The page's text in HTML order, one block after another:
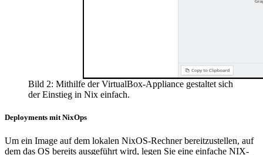
Bild 2: Mithilfe der VirtualBox-Appliance gestaltet sich
der Einstieg in Nix einfach.
Deployments mit NixOps
Um ein Image auf dem lokalen NixOS-Rechner bereitzustellen, auf
dem das OS bereits ausgeführt wird, legen Sie eine einfache NIX-